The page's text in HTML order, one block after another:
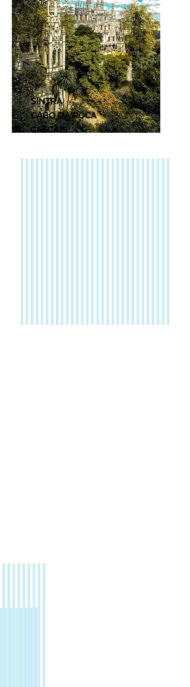
SINTRA
CABO DA ROCA
CASCAIS